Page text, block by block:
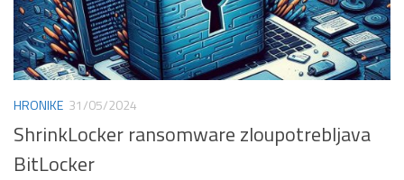
HRONIKE 31/05/2024
ShrinkLocker ransomware zloupotrebljava
BitLocker